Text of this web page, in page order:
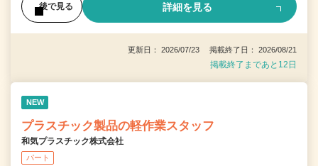
後で見る 詳細を見る
更新日： 2026/07/23 掲載終了日： 2026/08/21
掲載終了まであと12日
NEW
プラスチック製品の軽作業スタッフ
和気プラスチック株式会社
パート